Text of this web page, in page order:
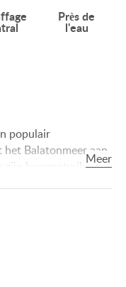
Près de
l'eau
populair
Balatonmeer aan
zijn hoogontwikkelde
etc.).Er zijn
hardlopen, fietsen,
Balaton Highlands
Er zijn
en